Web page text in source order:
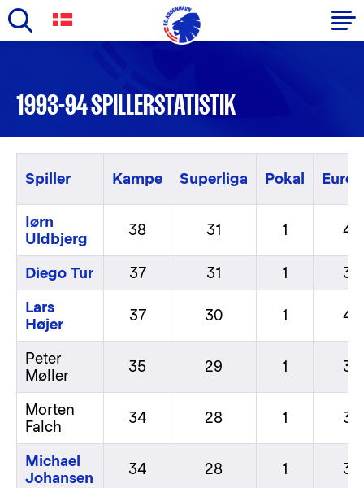
content
navigation
English
1993-94 SPILLERSTATISTIK
Spiller Kampe Superliga Pokal
Iørn
Uldbjerg
38 31 1 4
Diego Tur 37 31 1
3
Lars
Højer
37 30 1 4
Peter
Møller
35 29 1 3
Morten
Falch
34 28 1 3
Michael
Johansen
34 28 1 3